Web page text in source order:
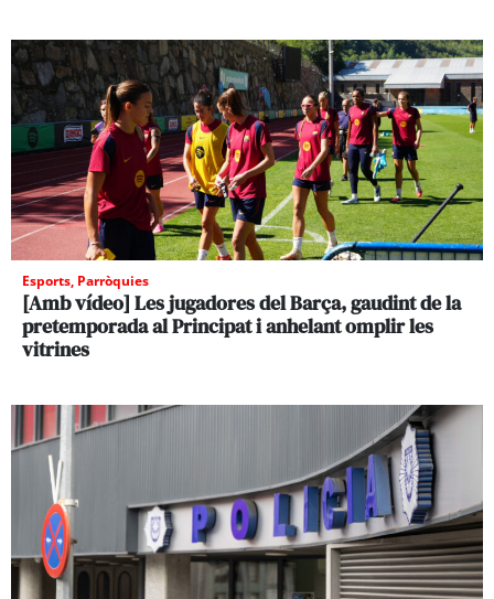
Esports, Parròquies
[Amb vídeo] Les jugadores del Barça, gaudint de la
pretemporada al Principat i anhelant omplir les
vitrines